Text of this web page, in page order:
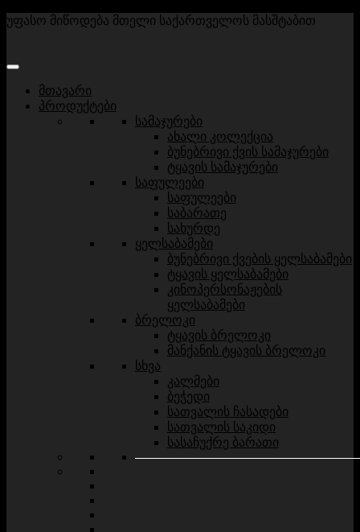
უფასო მიწოდება მთელი საქართველოს მასშტაბით
მთავარი
პროდუქტები
სამაჯურები
ახალი კოლექცია
ბუნებრივი ქვის სამაჯურები
ტყავის სამაჯურები
საფულეები
საფულეები
საბარათე
სახურდე
ყელსაბამები
ბუნებრივი ქვების ყელსაბამები
ტყავის ყელსაბამები
კინოპერსონაჟების
ყელსაბამები
ბრელოკი
ტყავის ბრელოკი
მანქანის ტყავის ბრელოკი
სხვა
კალმები
ბეჭედი
სათვალის ჩასადები
სათვალის საკიდი
სასაჩუქრე ბარათი